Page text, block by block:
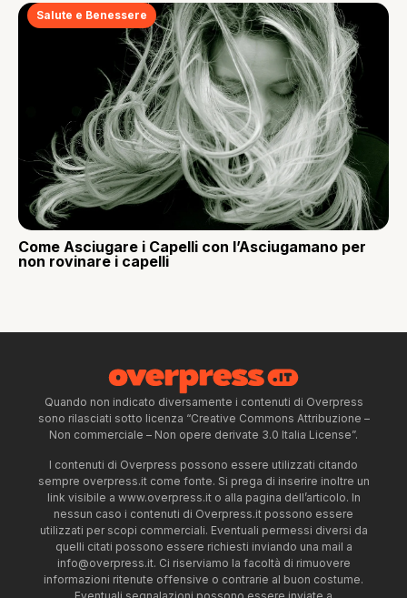
Salute e Benessere
Come Asciugare i Capelli con l’Asciugamano per
non rovinare i capelli
Quando non indicato diversamente i contenuti di Overpress
sono rilasciati sotto licenza “Creative Commons Attribuzione –
Non commerciale – Non opere derivate 3.0 Italia License”.
I contenuti di Overpress possono essere utilizzati citando
sempre overpress.it come fonte. Si prega di inserire inoltre un
link visibile a www.overpress.it o alla pagina dell’articolo. In
nessun caso i contenuti di Overpress.it possono essere
utilizzati per scopi commerciali. Eventuali permessi diversi da
quelli citati possono essere richiesti inviando una mail a
info@overpress.it. Ci riserviamo la facoltà di rimuovere
informazioni ritenute offensive o contrarie al buon costume.